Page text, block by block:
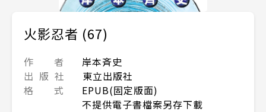
火影忍者 (67)
作 者
岸本斉史
出 版 社
東立出版社
格 式
EPUB(固定版面)
不提供電子書檔案另存下載